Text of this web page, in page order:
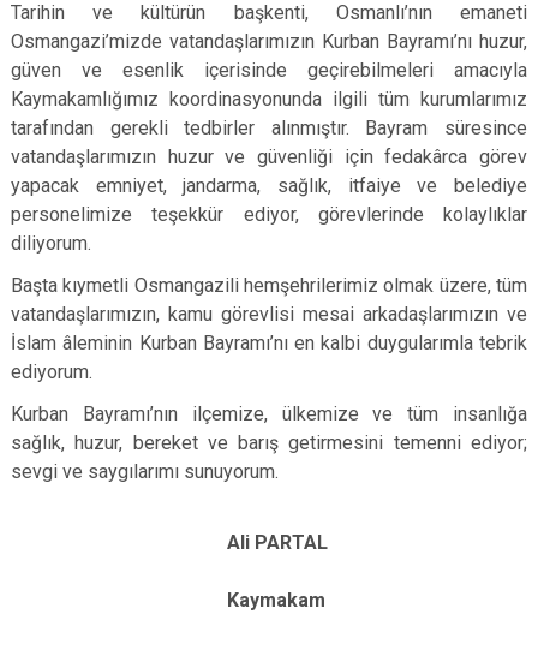
Tarihin ve kültürün başkenti, Osmanlı’nın emaneti
Osmangazi’mizde vatandaşlarımızın Kurban Bayramı’nı huzur,
güven ve esenlik içerisinde geçirebilmeleri amacıyla
Kaymakamlığımız koordinasyonunda ilgili tüm kurumlarımız
tarafından gerekli tedbirler alınmıştır. Bayram süresince
vatandaşlarımızın huzur ve güvenliği için fedakârca görev
yapacak emniyet, jandarma, sağlık, itfaiye ve belediye
personelimize teşekkür ediyor, görevlerinde kolaylıklar
diliyorum.
Başta kıymetli Osmangazili hemşehrilerimiz olmak üzere, tüm
vatandaşlarımızın, kamu görevlisi mesai arkadaşlarımızın ve
İslam âleminin Kurban Bayramı’nı en kalbi duygularımla tebrik
ediyorum.
Kurban Bayramı’nın ilçemize, ülkemize ve tüm insanlığa
sağlık, huzur, bereket ve barış getirmesini temenni ediyor;
sevgi ve saygılarımı sunuyorum.
Ali PARTAL
Kaymakam